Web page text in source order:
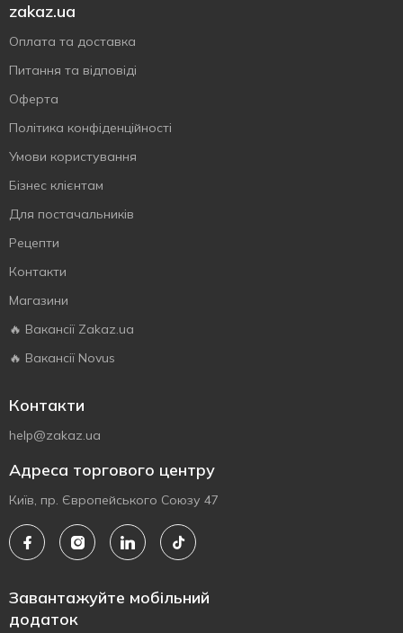
zakaz.ua
Оплата та доставка
Питання та відповіді
Оферта
Політика конфіденційності
Умови користування
Бізнес клієнтам
Для постачальників
Рецепти
Контакти
Магазини
🔥 Вакансії Zakaz.ua
🔥 Вакансії Novus
Контакти
help@zakaz.ua
Адреса торгового центру
Київ, пр. Європейського Союзу 47
Завантажуйте мобільний
додаток